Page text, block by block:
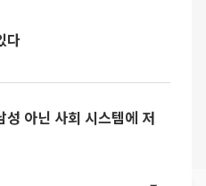
다
아닌 사회 시스템에 저